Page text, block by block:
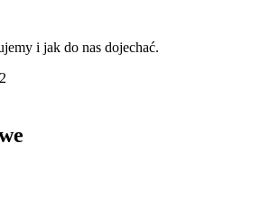
i jak do nas dojechać.